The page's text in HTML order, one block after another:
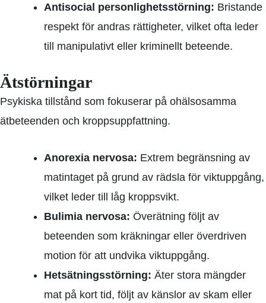
Antisocial personlighetsstörning: Bristande
respekt för andras rättigheter, vilket ofta leder
till manipulativt eller kriminellt beteende.
Ätstörningar
Psykiska tillstånd som fokuserar på ohälsosamma
ätbeteenden och kroppsuppfattning.
Anorexia nervosa: Extrem begränsning av
matintaget på grund av rädsla för viktuppgång,
vilket leder till låg kroppsvikt.
Bulimia nervosa: Överätning följt av
beteenden som kräkningar eller överdriven
motion för att undvika viktuppgång.
Hetsätningsstörning: Äter stora mängder
mat på kort tid, följt av känslor av skam eller